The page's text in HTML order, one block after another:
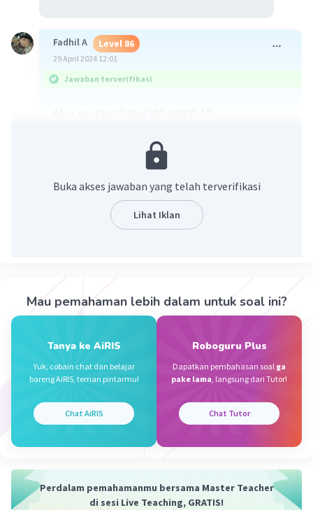
Fadhil A Level 86
29 April 2024 12:01
Jawaban terverifikasi
Level 56
19 September 2024 06:00
Beri Rating
Buka akses jawaban yang telah terverifikasi
Lihat Iklan
Mau pemahaman lebih dalam untuk soal ini?
Tanya ke AiRIS
Yuk, cobain chat dan belajar
bareng AiRIS, teman pintarmu!
Chat AiRIS
Roboguru Plus
Dapatkan pembahasan soal ga
pake lama, langsung dari Tutor!
Chat Tutor
Perdalam pemahamanmu bersama Master Teacher
di sesi Live Teaching, GRATIS!